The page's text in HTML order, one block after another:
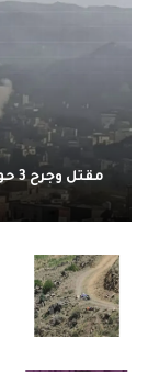
مقتل وجرح 3 حوثيين في اشتباكات غرب تعز